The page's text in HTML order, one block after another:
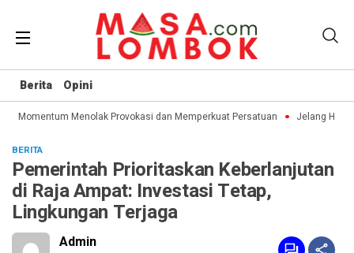
Berita Opini
Momentum Menolak Provokasi dan Memperkuat Persatuan Jelang Hari
BERITA
Pemerintah Prioritaskan Keberlanjutan
di Raja Ampat: Investasi Tetap,
Lingkungan Terjaga
Admin